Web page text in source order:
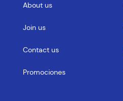
About us
Join us
Contact us
Promociones